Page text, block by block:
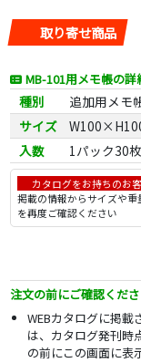
取り寄せ商品
MB-101用メモ帳の詳
種別
追加用メモ
サイズ
入数
1パック30
カタログをお持ちのお
掲載の情報からサイズや
を再度ご確認ください
注文の前にご確認くだ
WEBカタログに掲
は、カタログ発刊時
の前にこの画面に表